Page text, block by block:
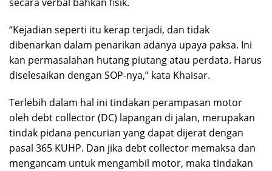
“Kejadian seperti itu kerap terjadi, dan tidak
dibenarkan dalam penarikan adanya upaya paksa. Ini
kan permasalahan hutang piutang atau perdata. Harus
diselesaikan dengan SOP-nya,” kata Khaisar.
Terlebih dalam hal ini tindakan perampasan motor
oleh debt collector (DC) lapangan di jalan, merupakan
tindak pidana pencurian yang dapat dijerat dengan
pasal 365 KUHP. Dan jika debt collector memaksa dan
mengancam untuk mengambil motor, maka tindakan